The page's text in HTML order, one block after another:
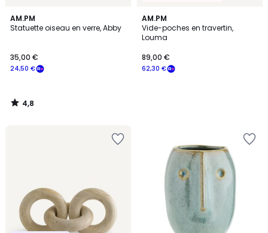
AM.PM
Statuette oiseau en verre, Abby
24,50 €
35,00 €
4,8
/ 5
4,8
/
AM.PM
Vide-poches en travertin,
Louma
62,30 €
89,00 €